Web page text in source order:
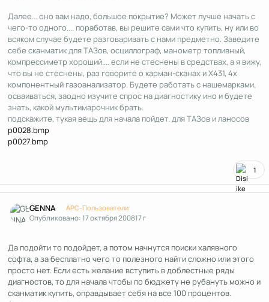
Далее... оно вам надо, большое покрытие? Может лучше начать с
чего-то одного.... поработав, вы решите сами что купить, ну или во
всяком случае будете разговаривать с нами предметно. Заведите
себе сканматик для ТАЗов, осциллограф, манометр топливный,
компрессиметр хороший.... если не стеснены в средствах, а я вижу,
что вы не стеснены, раз говорите о карман-сканах и Х431, 4х
компонентный газоанализатор. Будете работать с нашемарками,
осваиваться, заодно изучите спрос на диагностику ино и будете
знать, какой мультимарочник брать.
подскажите, тукая вещь для начала пойдет. для ТАЗов и ланосов
p0028.bmp
p0027.bmp
1
GENNA APC-Пользователи
Опубликовано:17 октября 200817 г
Да подойти то подойдет, а потом начнутся поиски халявного
софта, а за бесплатно чего то полезного найти сложно или этого
просто нет. Если есть желание вступить в доблестные ряды
диагностов, то для начала чтобы по бюджету не рубануть можно и
сканматик купить, оправдывает себя на все 100 процентов.